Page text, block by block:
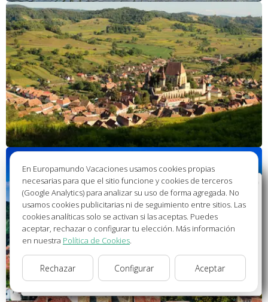
Bienvenido a Europamundo Vacaciones, está usted
en el sitio internacional de:
Wellcome to Europamundo Vacations, your in the
international site of:
España
cambiar/change
En Europamundo Vacaciones usamos cookies propias
necesarias para que el sitio funcione y cookies de terceros
(Google Analytics) para analizar su uso de forma agregada. No
usamos cookies publicitarias ni de seguimiento entre sitios. Las
cookies analíticas solo se activan si las aceptas. Puedes
aceptar, rechazar o configurar tu elección. Más información
en nuestra Política de Cookies.
Rechazar Configurar Aceptar